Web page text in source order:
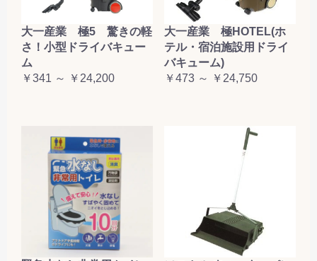
大一産業 極5 驚きの軽
さ！小型ドライバキュー
ム
￥341 ～ ￥24,200
大一産業 極HOTEL(ホ
テル・宿泊施設用ドライ
バキューム)
￥473 ～ ￥24,750